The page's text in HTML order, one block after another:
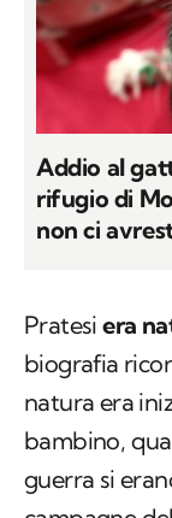
Addio al
rifugio di
non ci
Pratesiera
biografia
natura era
bambino,
guerra si